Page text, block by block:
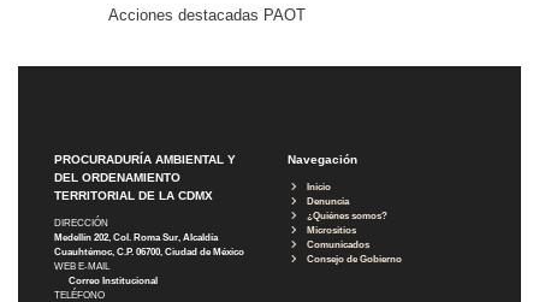
Acciones destacadas PAOT
PROCURADURÍA AMBIENTAL Y
DEL ORDENAMIENTO
TERRITORIAL DE LA CDMX
DIRECCIÓN
Medellín 202, Col. Roma Sur, Alcaldía
Cuauhtémoc, C.P. 06700, Ciudad de México
WEB E-MAIL
Correo Institucional
TELÉFONO
Navegación
Inicio
Denuncia
¿Quiénes somos?
Micrositios
Comunicados
Consejo de Gobierno